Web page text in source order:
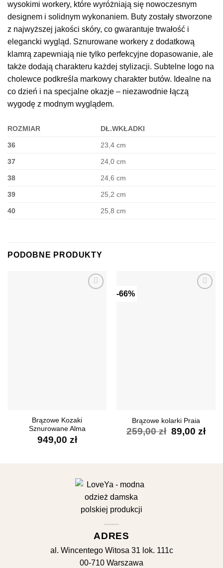
wysokimi workery, które wyróżniają się nowoczesnym
designem i solidnym wykonaniem. Buty zostały stworzone
z najwyższej jakości skóry, co gwarantuje trwałość i
elegancki wygląd. Sznurowane workery z dodatkową
klamrą zapewniają nie tylko perfekcyjne dopasowanie, ale
także dodają charakteru każdej stylizacji. Subtelne logo na
cholewce podkreśla markowy charakter butów. Idealne na
co dzień i na specjalne okazje – niezawodnie łączą
wygodę z modnym wyglądem.
ROZMIAR DŁ.WKŁADKI
36 23,4 cm
37 24,0 cm
38 24,6 cm
39 25,2 cm
40 25,8 cm
PODOBNE PRODUKTY
Brązowe Kozaki
Sznurowane Alma
949,00 zł
-66%
Brązowe kolarki Praia
259,00zł Pierwotna
89,00zł
ADRES
al. Wincentego Witosa 31 lok. 111c
00-710 Warszawa